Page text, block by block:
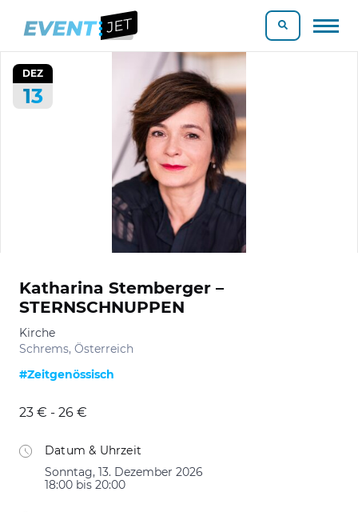
DEZ
13
Katharina Stemberger –
STERNSCHNUPPEN
Kirche
Schrems, Österreich
#Zeitgenössisch
23 € - 26 €
Datum & Uhrzeit
Sonntag, 13. Dezember 2026
18:00 bis 20:00